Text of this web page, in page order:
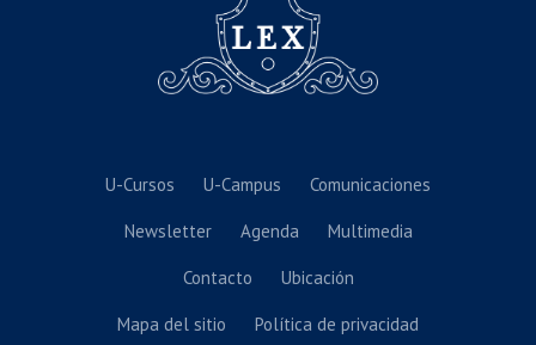
U-Cursos U-Campus Comunicaciones
Newsletter Agenda Multimedia
Contacto Ubicación
Mapa del sitio Política de privacidad